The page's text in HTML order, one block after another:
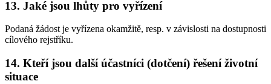
13. Jaké jsou lhůty pro vyřízení
Podaná žádost je vyřízena okamžitě, resp. v závislosti na dostupnosti
cílového rejstříku.
14. Kteří jsou další účastníci (dotčení) řešení životní
situace